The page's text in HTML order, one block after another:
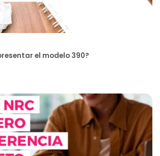
el modelo 390?